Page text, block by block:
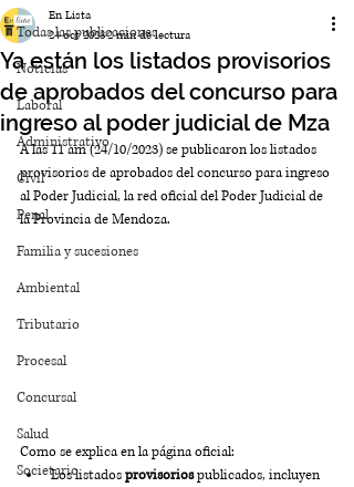
Todas las publicaciones
Noticias
Laboral
Administrativo
Civil
Penal
Familia y sucesiones
Ambiental
Tributario
Procesal
Concursal
Salud
Societario
Ya están los listados provisorios
de aprobados del concurso para
ingreso al poder judicial de Mza
En Lista
24 oct 20232 min de lectura
A las 11 am (24/10/2023) se publicaron los listados
provisorios de aprobados del concurso para ingreso
al Poder Judicial, la red oficial del Poder Judicial de
la Provincia de Mendoza.
Como se explica en la página oficial:
Los listados provisorios publicados, incluyen